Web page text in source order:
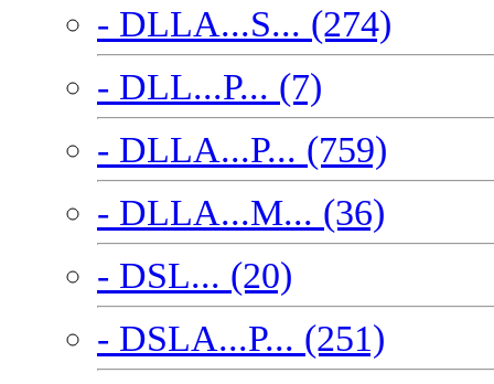
- DLLA...S... (274)
- DLL...P... (7)
- DLLA...P... (759)
- DLLA...M... (36)
- DSL... (20)
- DSLA...P... (251)